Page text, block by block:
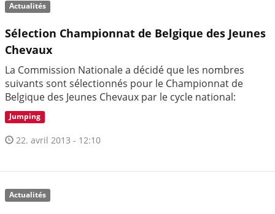
Actualités
Sélection Championnat de Belgique des Jeunes
Chevaux
La Commission Nationale a décidé que les nombres
suivants sont sélectionnés pour le Championnat de
Belgique des Jeunes Chevaux par le cycle national:
Jumping
22. avril 2013 - 12:10
Actualités